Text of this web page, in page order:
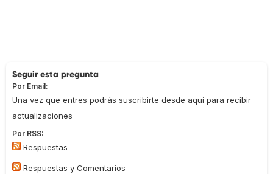
Seguir esta pregunta
Por Email:
Una vez que entres podrás suscribirte desde aquí para recibir
actualizaciones
Por RSS:
Respuestas
Respuestas y Comentarios